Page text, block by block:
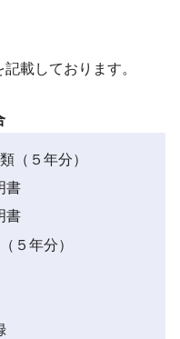
載しております。
（５年分）
書
書
５年分）